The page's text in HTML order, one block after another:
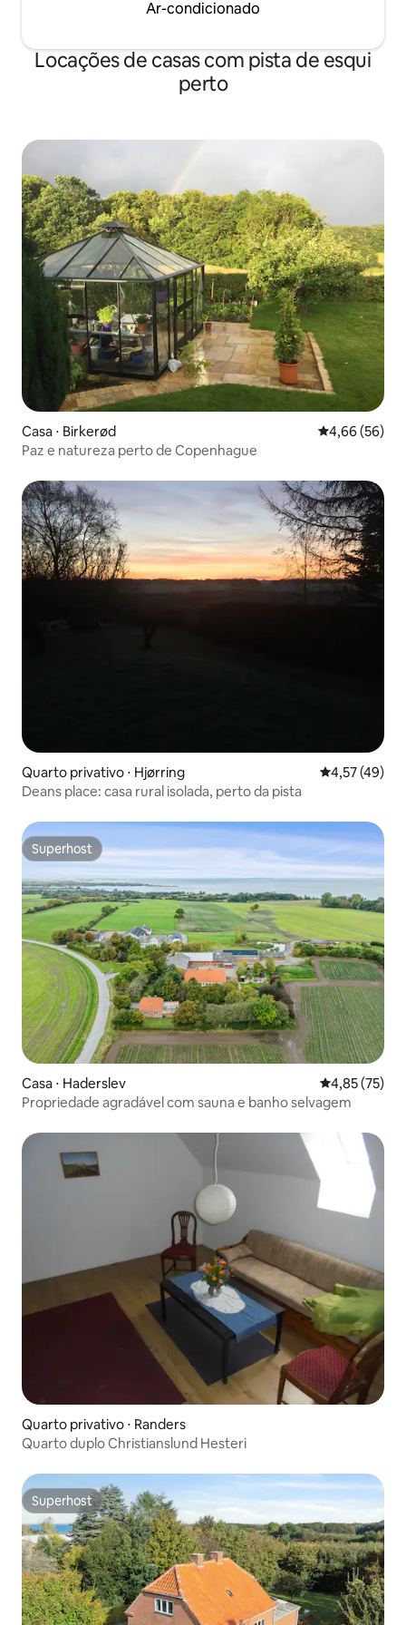
Ar-condicionado
Locações de casas com pista de esqui
perto
Casa ⋅ Birkerød 4,66 de uma
4,66 (56)
Paz e natureza perto de Copenhague
Quarto privativo ⋅ Hjørring 4,57 de uma
4,57 (49)
Deans place: casa rural isolada, perto da pista
Superhost
Superhost
Casa ⋅ Haderslev 4,85 de uma
4,85 (75)
Propriedade agradável com sauna e banho selvagem
Quarto privativo ⋅ Randers
Quarto duplo Christianslund Hesteri
Superhost
Superhost